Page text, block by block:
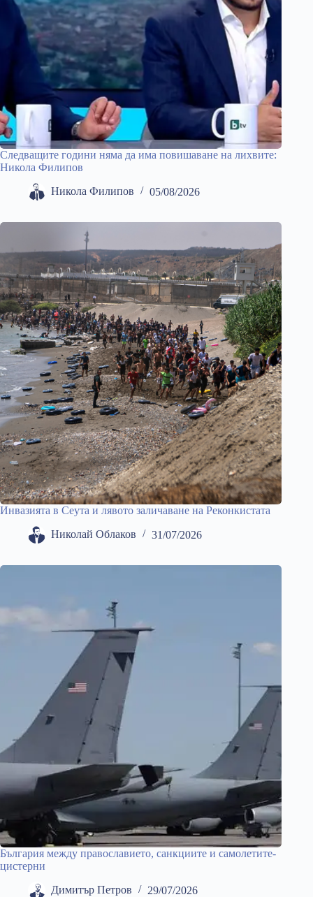
Следващите години няма да има повишаване на лихвите:
Никола Филипов
Никола Филипов 05/08/2026
Инвазията в Сеута и лявото заличаване на Реконкистата
Николай Облаков 31/07/2026
България между православието, санкциите и самолетите-
цистерни
Димитър Петров 29/07/2026